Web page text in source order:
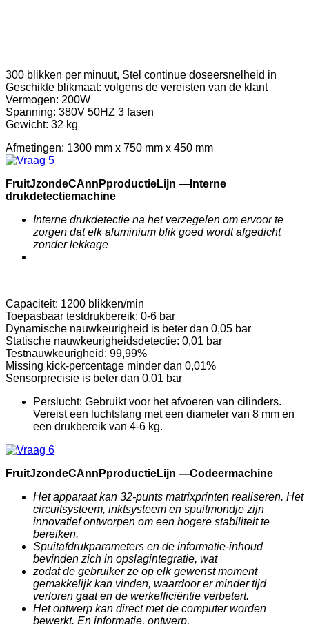
300 blikken per minuut, Stel continue doseersnelheid in
Geschikte blikmaat: volgens de vereisten van de klant
Vermogen: 200W
Spanning: 380V 50HZ 3 fasen
Gewicht: 32 kg
Afmetingen: 1300 mm x 750 mm x 450 mm
FruitJzondeCAnn PproductieLijn — Interne
drukdetectiemachine
Interne drukdetectie na het verzegelen om ervoor te
zorgen dat elk aluminium blik goed wordt afgedicht
zonder lekkage
Capaciteit: 1200 blikken/min
Toepasbaar testdrukbereik: 0-6 bar
Dynamische nauwkeurigheid is beter dan 0,05 bar
Statische nauwkeurigheidsdetectie: 0,01 bar
Testnauwkeurigheid: 99,99%
Missing kick-percentage minder dan 0,01%
Sensorprecisie is beter dan 0,01 bar
Perslucht: Gebruikt voor het afvoeren van cilinders.
Vereist een luchtslang met een diameter van 8 mm en
een drukbereik van 4-6 kg.
FruitJzondeCAnn PproductieLijn —Codeermachine
Het apparaat kan 32-punts matrixprinten realiseren. Het
circuitsysteem, inktsysteem en spuitmondje zijn
innovatief ontworpen om een ​​hogere stabiliteit te
bereiken.
Spuitafdrukparameters en de informatie-inhoud
bevinden zich in opslagintegratie, wat
zodat de gebruiker ze op elk gewenst moment
gemakkelijk kan vinden, waardoor er minder tijd
verloren gaat en de werkefficiëntie verbetert.
Het ontwerp kan direct met de computer worden
bewerkt. En informatie, ontwerp,